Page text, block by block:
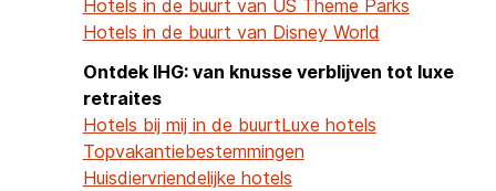
Hotels in de buurt van US Theme Parks
Hotels in de buurt van Disney World
Ontdek IHG: van knusse verblijven tot luxe
retraites
Hotels bij mij in de buurtLuxe hotels
Topvakantiebestemmingen
Huisdiervriendelijke hotels